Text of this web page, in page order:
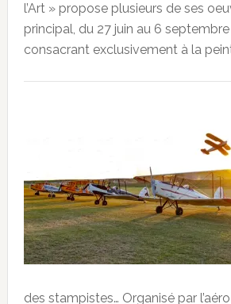
l’Art » propose plusieurs de ses
principal, du 27 juin au 6
consacrant exclusivement à la
des stampistes… Organisé par